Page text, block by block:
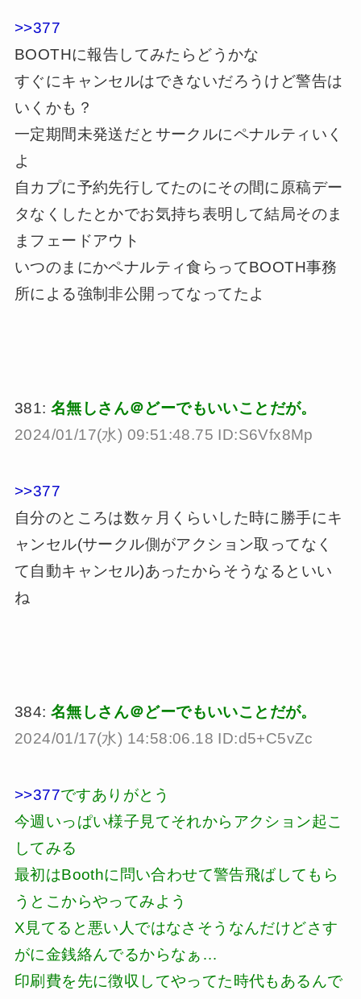
>>377
BOOTHに報告してみたらどうかな
すぐにキャンセルはできないだろうけど警告は
いくかも？
一定期間未発送だとサークルにペナルティいく
よ
自カプに予約先行してたのにその間に原稿デー
タなくしたとかでお気持ち表明して結局そのま
まフェードアウト
いつのまにかペナルティ食らってBOOTH事務
所による強制非公開ってなってたよ
381: 名無しさん＠どーでもいいことだが。
2024/01/17(水) 09:51:48.75 ID:S6Vfx8Mp
>>377
自分のところは数ヶ月くらいした時に勝手にキ
ャンセル(サークル側がアクション取ってなく
て自動キャンセル)あったからそうなるといい
ね
384: 名無しさん＠どーでもいいことだが。
2024/01/17(水) 14:58:06.18 ID:d5+C5vZc
>>377ですありがとう
今週いっぱい様子見てそれからアクション起こ
してみる
最初はBoothに問い合わせて警告飛ばしてもら
うとこからやってみよう
X見てると悪い人ではなさそうなんだけどさす
がに金銭絡んでるからなぁ…
印刷費を先に徴収してやってた時代もあるんで